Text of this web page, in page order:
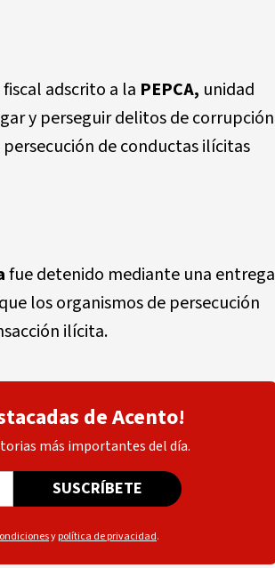
adscrito a la PEPCA, unidad
y perseguir delitos de corrupción
de conductas ilícitas
fue detenido mediante una entrega
los organismos de persecución
ilícita.
de Acento!
más importantes del día.
SUSCRÍBETE
ypolítica de privacidad.